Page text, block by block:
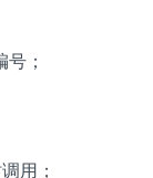
；
用；